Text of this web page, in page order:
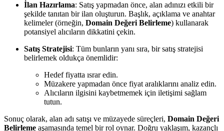
İlan Hazırlama: Satış yapmadan önce, alan adınızı etkili bir
şekilde tanıtan bir ilan oluşturun. Başlık, açıklama ve anahtar
kelimeler (örneğin, Domain Değeri Belirleme) kullanarak
potansiyel alıcıların dikkatini çekin.
Satış Stratejisi: Tüm bunların yanı sıra, bir satış stratejisi
belirlemek oldukça önemlidir:
Hedef fiyatta ısrar edin.
Müzakere yapmadan önce fiyat aralıklarını analiz edin.
Alıcıların ilgisini kaybetmemek için iletişimi sağlam
tutun.
Sonuç olarak, alan adı satışı ve müzayede süreçleri, Domain Değeri
Belirleme aşamasında temel bir rol oynar. Doğru yaklaşım, kazançlı